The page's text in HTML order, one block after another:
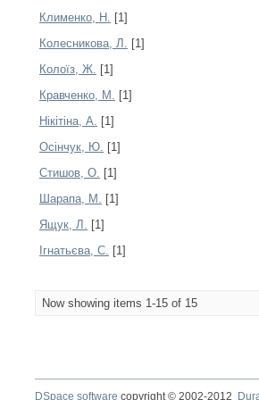
Клименко, Н. [1]
Колесникова, Л. [1]
Колоїз, Ж. [1]
Кравченко, М. [1]
Нікітіна, А. [1]
Осінчук, Ю. [1]
Стишов, О. [1]
Шарапа, М. [1]
Ящук, Л. [1]
Ігнатьєва, С. [1]
Now showing items 1-15 of 15
DSpace software copyright © 2002-2012